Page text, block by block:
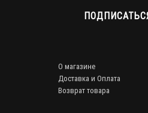
О магазине
Доставка и Оплата
Возврат товара